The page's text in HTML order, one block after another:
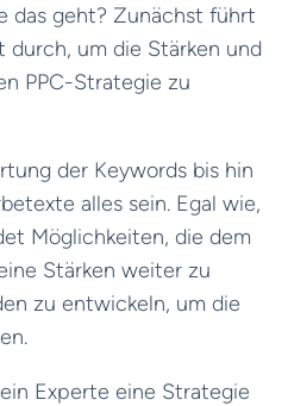
das geht? Zunächst führt
um die Stärken und
PPC-Strategie zu
der Keywords bis hin
alles sein. Egal wie,
Möglichkeiten, die dem
Stärken weiter zu
zu entwickeln, um die
Experte eine Strategie